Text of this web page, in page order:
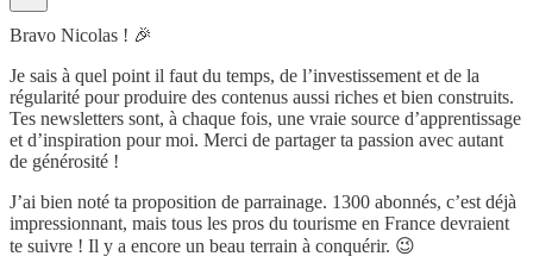
Bravo Nicolas ! 🎉
Je sais à quel point il faut du temps, de l’investissement et de la
régularité pour produire des contenus aussi riches et bien construits.
Tes newsletters sont, à chaque fois, une vraie source d’apprentissage
et d’inspiration pour moi. Merci de partager ta passion avec autant
de générosité !
J’ai bien noté ta proposition de parrainage. 1300 abonnés, c’est déjà
impressionnant, mais tous les pros du tourisme en France devraient
te suivre ! Il y a encore un beau terrain à conquérir. 😉